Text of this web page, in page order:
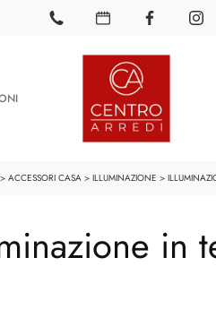
> ACCESSORI CASA> ILLUMINAZIONE >
in